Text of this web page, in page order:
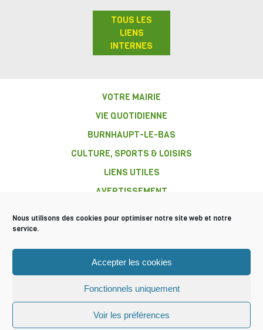
Nous utilisons des cookies pour optimiser notre site web et notre
service.
Accepter les cookies
Fonctionnels uniquement
Voir les préférences
TOUS LES
LIENS
INTERNES
BURNHAUPT-
LE-BAS
VOTRE MAIRIE
VIE QUOTIDIENNE
BURNHAUPT-LE-BAS
CULTURE, SPORTS & LOISIRS
LIENS UTILES
AVERTISSEMENT
Mentions légales
© 2016 Tous droits réservés